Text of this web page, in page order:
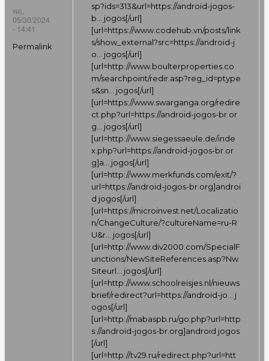
พฤ,
05/30/2024
- 14:41
Permalink
sp?ids=313&url=https://android-jogos-
b…
jogos[/url]
[url=https://www.codehub.vn/posts/link
s/show_external?src=https://android-j
o…
jogos[/url]
[url=http://www.boulterproperties.co
m/searchpoint/redir.asp?reg_id=ptype
s&sn…
jogos[/url]
[url=https://www.swarganga.org/redire
ct.php?url=https://android-jogos-br.or
g…
jogos[/url]
[url=http://www.siegessaeule.de/inde
x.php?url=https://android-jogos-br.or
g]a…
jogos[/url]
[url=http://www.merkfunds.com/exit/?
url=https://android-jogos-br.org]androi
d jogos[/url]
[url=https://microinvest.net/Localizatio
n/ChangeCulture/?cultureName=ru-R
U&r…
jogos[/url]
[url=http://www.div2000.com/SpecialF
unctions/NewSiteReferences.asp?Nw
Siteurl…
jogos[/url]
[url=http://www.schoolreisjes.nl/nieuws
brief/redirect?url=https://android-jo…
j
ogos[/url]
[url=http://mabaspb.ru/go.php?url=http
s://android-jogos-br.org]android jogos
[/url]
[url=http://tv29.ru/redirect.php?url=htt